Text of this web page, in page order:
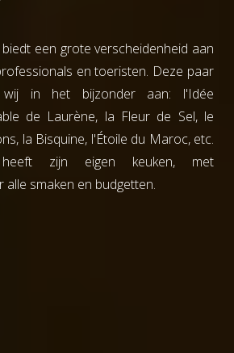
een grote verscheidenheid aan
en toeristen. Deze paar
wij in het bijzonder aan: l'Idée
de Laurène, la Fleur de Sel, le
la Bisquine, l'Étoile du Maroc, etc.
zijn eigen keuken, met
alle smaken en budgetten.